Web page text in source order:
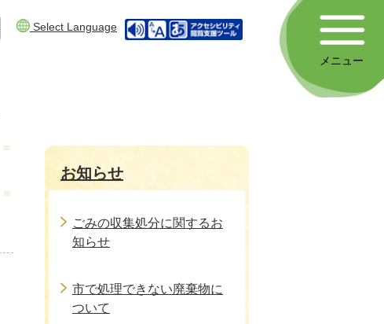
Select Language
メニュー
お知らせ
ごみの収集処分に関するお
知らせ
市で処理できない廃棄物に
ついて